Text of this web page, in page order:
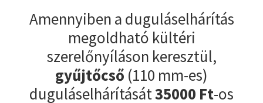
Amennyiben a duguláselhárítás
megoldható kültéri
szerelőnyíláson keresztül,
gyűjtőcső (110 mm-es)
duguláselhárítását35000 Ft-os